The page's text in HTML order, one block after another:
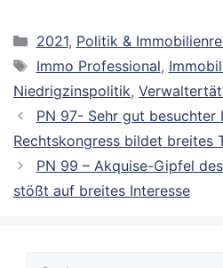
Kategorien
2021, Politik &
Schlagwörter
Immo Professional,
Niedrigzinspolitik,
PN 97- Sehr gut besuchter
Rechtskongress bildet breites
PN 99 – Akquise-Gipfel
stößt auf breites Interesse